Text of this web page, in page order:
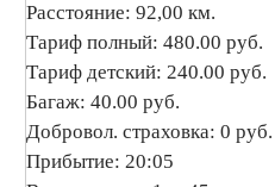
Расстояние: 92,00 км.
Тариф полный: 480.00 руб.
Тариф детский: 240.00 руб.
Багаж: 40.00 руб.
Добровол. страховка: 0 руб.
Прибытие: 20:05